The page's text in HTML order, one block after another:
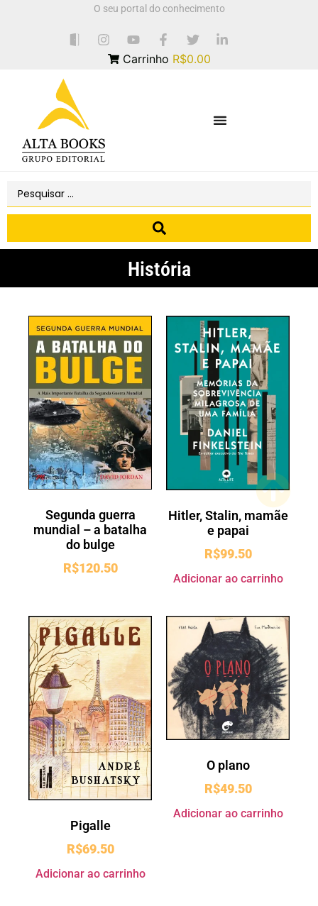
O seu portal do conhecimento
Carrinho R$0.00
História
Segunda guerra
mundial – a batalha
do bulge
R$120.50
Hitler, Stalin, mamãe
e papai
R$99.50
Adicionar ao carrinho
Pigalle
R$69.50
Adicionar ao carrinho
O plano
R$49.50
Adicionar ao carrinho